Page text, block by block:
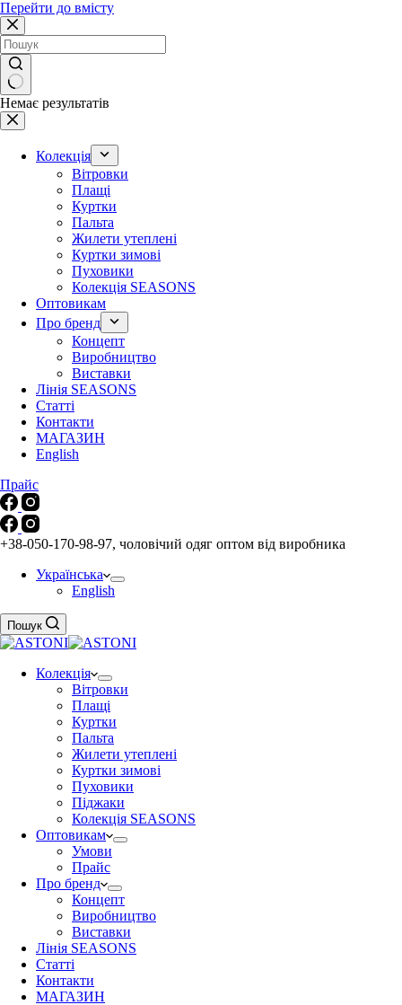
Перейти до вмісту
Немає результатів
Колекція
Вітровки
Плащі
Куртки
Пальта
Жилети утеплені
Куртки зимові
Пуховики
Колекція SEASONS
Оптовикам
Про бренд
Концепт
Виробництво
Виставки
Лінія SEASONS
Статті
Контакти
МАГАЗИН
English
Прайс
+38-050-170-98-97, чоловічий одяг оптом від виробника
Українська
English
Пошук
Колекція
Вітровки
Плащі
Куртки
Пальта
Жилети утеплені
Куртки зимові
Пуховики
Піджаки
Колекція SEASONS
Оптовикам
Умови
Прайс
Про бренд
Концепт
Виробництво
Виставки
Лінія SEASONS
Статті
Контакти
МАГАЗИН